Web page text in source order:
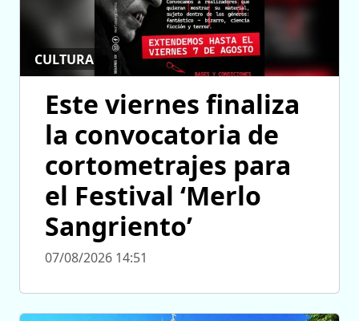
CULTURA
Este viernes finaliza
la convocatoria de
cortometrajes para
el Festival ‘Merlo
Sangriento’
07/08/2026 14:51